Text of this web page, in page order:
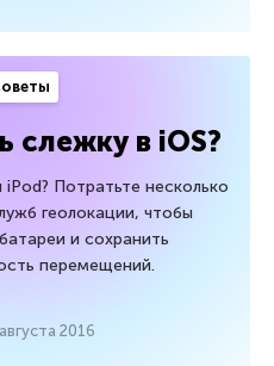
слежку в iOS?
Потратьте несколько
геолокации, чтобы
и сохранить
перемещений.
2016